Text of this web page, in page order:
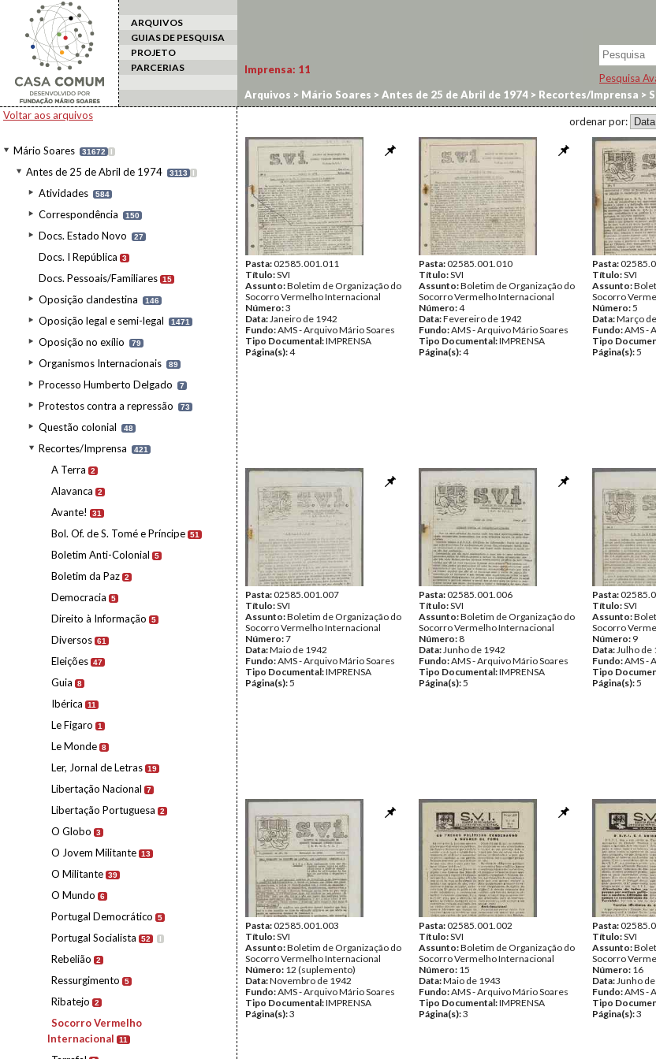
ARQUIVOS
GUIAS DE PESQUISA
PROJETO
PARCERIAS
Pesquisa
Voltar aos arquivos
Mário Soares 31672 I
Antes de 25 de Abril de 1974 3113 I
Atividades 584
Correspondência 150
Docs. Estado Novo 27
Docs. I República 3
Docs. Pessoais/Familiares 15
Oposição clandestina 146
Oposição legal e semi-legal 1471
Oposição no exílio 79
Organismos Internacionais 89
Processo Humberto Delgado 7
Protestos contra a repressão 73
Questão colonial 48
Recortes/Imprensa 421
A Terra 2
Alavanca 2
Avante! 31
Bol. Of. de S. Tomé e Príncipe 51
Boletim Anti-Colonial 5
Boletim da Paz 2
Democracia 5
Direito à Informação 5
Diversos 61
Eleições 47
Guia 8
Ibérica 11
Le Figaro 1
Le Monde 8
Ler, Jornal de Letras 19
Libertação Nacional 7
Libertação Portuguesa 2
O Globo 3
O Jovem Militante 13
O Militante 39
O Mundo 6
Portugal Democrático 5
Portugal Socialista 52 I
Rebelião 2
Ressurgimento 5
Ribatejo 2
Socorro Vermelho
Internacional
11
Imprensa: 11
Arquivos > Mário Soares >Antes de 25 de Abril de 1974 > Recortes/Imprensa >
ordenar por:
Pasta:02585.001.011
Título:SVI
Assunto:Boletim de Organização do
Socorro Vermelho Internacional
Número:3
Data:Janeiro de 1942
Fundo:AMS - Arquivo Mário Soares
Tipo Documental:IMPRENSA
Página(s):4
Pasta:02585.001.010
Título:SVI
Assunto:Boletim de Organização do
Socorro Vermelho Internacional
Número:4
Data:Fevereiro de 1942
Fundo:AMS - Arquivo Mário Soares
Tipo Documental:IMPRENSA
Página(s):4
Pasta:
Título:SVI
Assunto:
Socorro
Número:5
Data:Março
Fundo:AMS -
Tipo
Página(s):5
Pasta:02585.001.007
Título:SVI
Assunto:Boletim de Organização do
Socorro Vermelho Internacional
Número:7
Data:Maio de 1942
Fundo:AMS - Arquivo Mário Soares
Tipo Documental:IMPRENSA
Página(s):5
Pasta:02585.001.006
Título:SVI
Assunto:Boletim de Organização do
Socorro Vermelho Internacional
Número: 8
Data:Junho de 1942
Fundo:AMS - Arquivo Mário Soares
Tipo Documental:IMPRENSA
Página(s):5
Pasta:
Título:SVI
Assunto:
Socorro
Número: 9
Data:Julho de
Fundo:AMS -
Tipo
Página(s):5
Pasta:02585.001.003
Título:SVI
Assunto:Boletim de Organização do
Socorro Vermelho Internacional
Número: 12 (suplemento)
Data:Novembro de 1942
Fundo:AMS - Arquivo Mário Soares
Tipo Documental:IMPRENSA
Página(s):3
Pasta:02585.001.002
Título:SVI
Assunto:Boletim de Organização do
Socorro Vermelho Internacional
Número: 15
Data:Maio de 1943
Fundo:AMS - Arquivo Mário Soares
Tipo Documental:IMPRENSA
Página(s):3
Pasta:
Título:SVI
Assunto:
Socorro
Número: 16
Data:Junho
Fundo:AMS -
Tipo
Página(s):3